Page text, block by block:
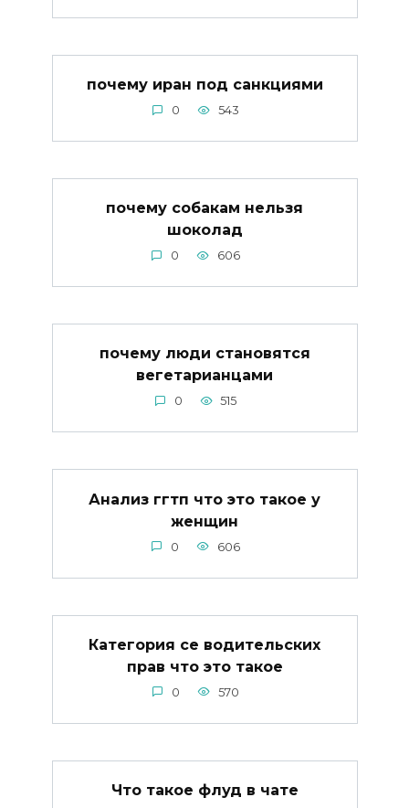
почему иран под санкциями
0 543
почему собакам нельзя
шоколад
0 606
почему люди становятся
вегетарианцами
0 515
Анализ ггтп что это такое у
женщин
0 606
Категория се водительских
прав что это такое
0 570
Что такое флуд в чате